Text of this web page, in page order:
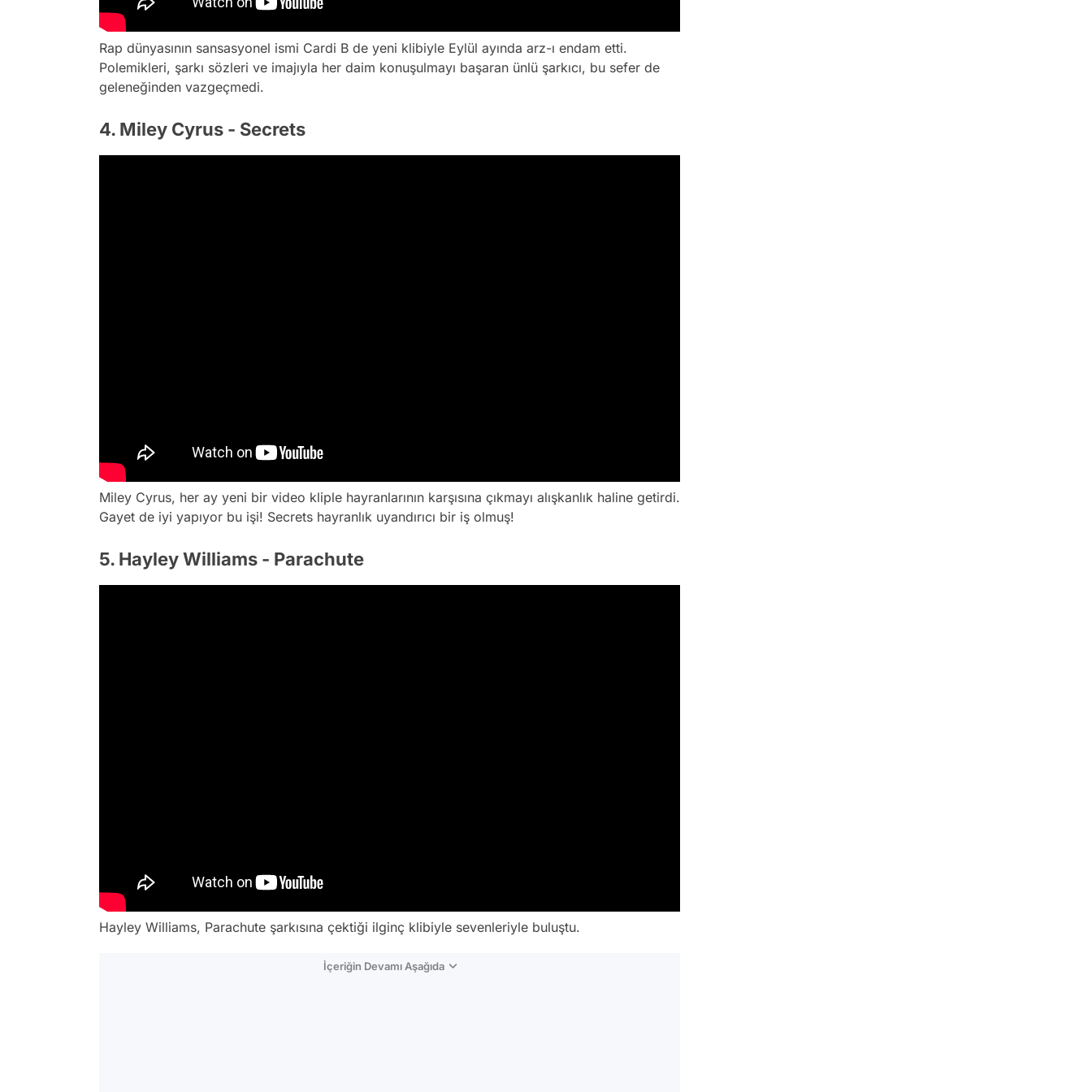
Rap dünyasının sansasyonel ismi Cardi B de yeni klibiyle Eylül ayında arz-ı endam etti.
Polemikleri, şarkı sözleri ve imajıyla her daim konuşulmayı başaran ünlü şarkıcı, bu sefer de
geleneğinden vazgeçmedi.
4. Miley Cyrus - Secrets
Miley Cyrus, her ay yeni bir video kliple hayranlarının karşısına çıkmayı alışkanlık haline getirdi.
Gayet de iyi yapıyor bu işi! Secrets hayranlık uyandırıcı bir iş olmuş!
5. Hayley Williams - Parachute
Hayley Williams, Parachute şarkısına çektiği ilginç klibiyle sevenleriyle buluştu.
İçeriğin Devamı Aşağıda